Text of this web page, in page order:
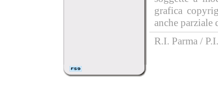
grafica
anche
R.I. Parma /